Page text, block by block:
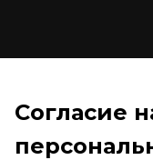
Согласие